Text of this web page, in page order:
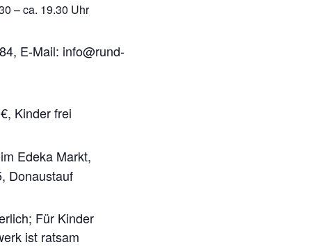
– ca. 19.30 Uhr
E-Mail: info@rund-
Kinder frei
Edeka Markt,
Donaustauf
Für Kinder
ist ratsam